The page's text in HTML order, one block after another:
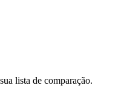
lista de comparação.